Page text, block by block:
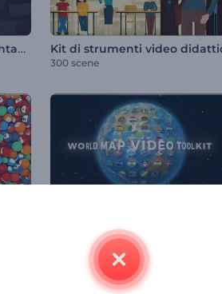
Kit di strumenti per il montaggio video in ambito broadcast Kit di strumenti video
300 scene